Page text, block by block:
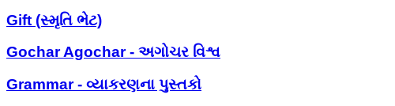
Gift (સ્મૃતિ ભેટ)
Gochar Agochar - અગોચર વિશ્વ
Grammar - વ્યાકરણના પુસ્તકો